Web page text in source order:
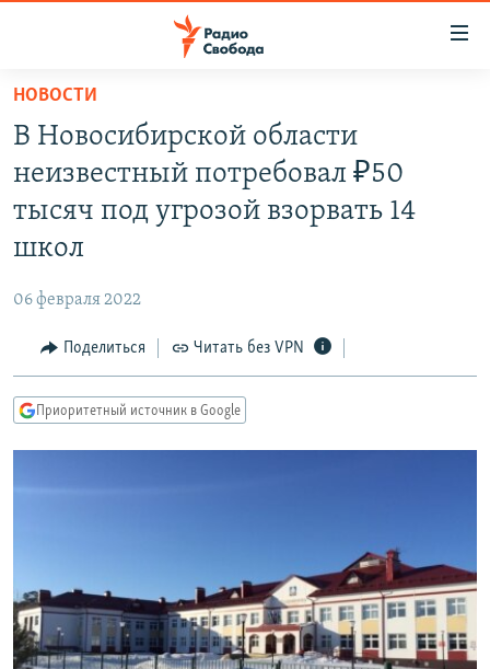
упрощенного
доступа
основному
содержанию
навигации
Вернутся
КУЛЬТУРА
IDEL.РЕАЛИИ
КАВКАЗ.РЕАЛИИ
СОЦИАЛЬНЫЕ СЕТИ
НОВОСТИ
В Новосибирской области
неизвестный потребовал ₽50
тысяч под угрозой взорвать 14
школ
06 февраля 2022
Поделиться Читать без VPN
Приоритетный источник в Google